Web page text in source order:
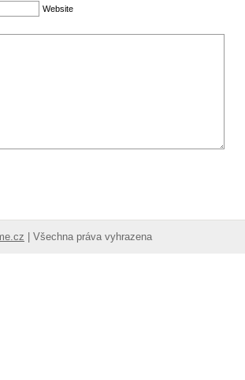
Website
| Všechna práva vyhrazena